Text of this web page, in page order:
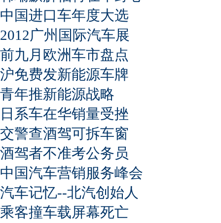
中国进口车年度大选
2012广州国际汽车展
前九月欧洲车市盘点
沪免费发新能源车牌
青年推新能源战略
日系车在华销量受挫
交警查酒驾可拆车窗
酒驾者不准考公务员
中国汽车营销服务峰会
汽车记忆--北汽创始人
乘客撞车载屏幕死亡